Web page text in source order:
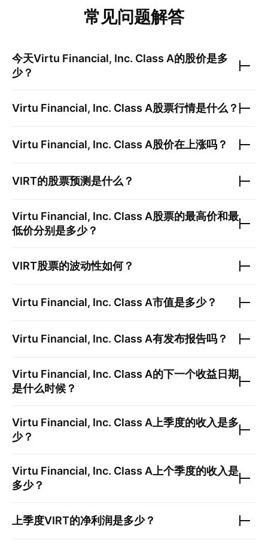
常见问题解答
今天Virtu Financial, Inc. Class A的股价是多
少？
Virtu Financial, Inc. Class A股票行情是什么？
Virtu Financial, Inc. Class A股价在上涨吗？
VIRT的股票预测是什么？
Virtu Financial, Inc. Class A股票的最高价和最
低价分别是多少？
VIRT股票的波动性如何？
Virtu Financial, Inc. Class A市值是多少？
Virtu Financial, Inc. Class A有发布报告吗？
Virtu Financial, Inc. Class A的下一个收益日期
是什么时候？
Virtu Financial, Inc. Class A 上季度的收入是多
少？
Virtu Financial, Inc. Class A 上个季度的收入是
多少？
上季度VIRT的净利润是多少？